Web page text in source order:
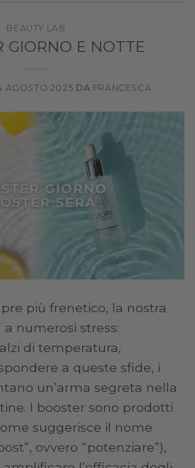
BEAUTY LAB
GIORNO E NOTTE
AGOSTO 2025 DA FRANCESCA
più frenetico, la nostra
numerosi stress:
di temperatura,
a queste sfide, i
un’arma segreta nella
I booster sono prodotti
suggerisce il nome
ovvero “potenziare”),